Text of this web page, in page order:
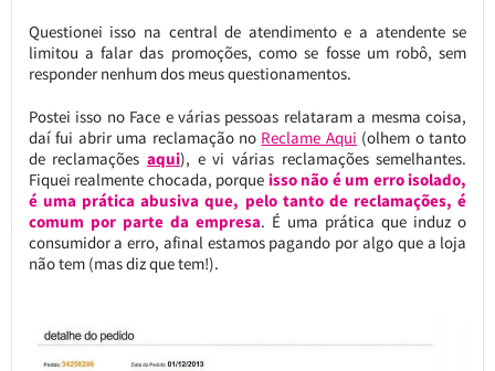
Questionei isso na central de atendimento e a atendente se
limitou a falar das promoções, como se fosse um robô, sem
responder nenhum dos meus questionamentos.
Postei isso no Face e várias pessoas relataram a mesma coisa,
daí fui abrir uma reclamação no Reclame Aqui (olhem o tanto
de reclamações aqui), e vi várias reclamações semelhantes.
Fiquei realmente chocada, porque isso não é um erro isolado,
é uma prática abusiva que, pelo tanto de reclamações, é
comum por parte da empresa. É uma prática que induz o
consumidor a erro, afinal estamos pagando por algo que a loja
não tem (mas diz que tem!).